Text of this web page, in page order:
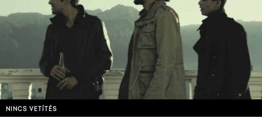
NINCS VETÍTÉS